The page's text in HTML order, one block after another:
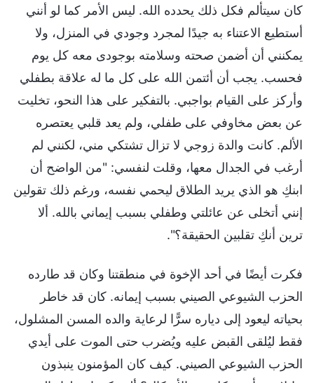
كان سيتألم فكل ذلك يحدده الله. ليس الأمر كما لو أنني
أستطيع الاعتناء به جيدًا لمجرد وجودي في المنزل، ولا
يمكنني أن أضمن صحته وسلامته بوجودى معه كل يوم
فحسب. يجب أن أئتمن الله على كل ما له علاقة بطفلي
وأركز على القيام بواجبي. بالتفكير على هذا النحو، تخليت
عن بعض مخاوفي على طفلي، ولم يعد قلبي يعتصره
الألم. كانت والدة زوجي لا تزال تشتكي مني، لكنني لم
أرغب في الجدال معها، وقلت لنفسي: "من الواضح أن
ابنكِ هو الذي يريد الطلاق ليحمي نفسه، ورغم ذلك تقولين
إنني أتخلى عن عائلتي وطفلي بسبب إيماني بالله. ألا
ترين أنكِ تقلبين الحقيقة؟".
فكرت أيضًا في أحد الإخوة في منطقتنا وكان قد طارده
الحزب الشيوعي الصيني بسبب إيمانه. كان قد خاطر
بحياته ليعود إلى دياره سرًّا لرعاية والده المسن المشلول،
فقط ليُلقى القبض عليه ويُضرب حتى الموت على أيدي
الحزب الشيوعي الصيني. كيف كان المؤمنون ينبذون